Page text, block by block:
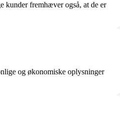
kunder fremhæver også, at de er
og økonomiske oplysninger